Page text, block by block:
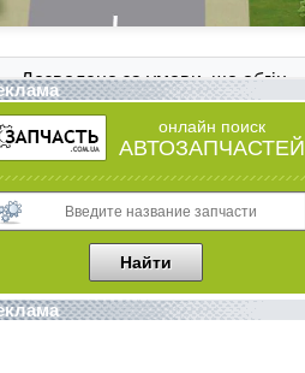
онлайн поиск
АВТОЗАПЧАСТЕЙ